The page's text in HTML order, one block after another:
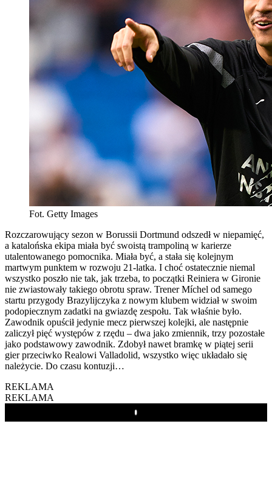
Fot. Getty Images
Rozczarowujący sezon w Borussii Dortmund odszedł w niepamięć,
a katalońska ekipa miała być swoistą trampoliną w karierze
utalentowanego pomocnika. Miała być, a stała się kolejnym
martwym punktem w rozwoju 21-latka. I choć ostatecznie niemal
wszystko poszło nie tak, jak trzeba, to początki Reiniera w Gironie
nie zwiastowały takiego obrotu spraw. Trener Míchel od samego
startu przygody Brazylijczyka z nowym klubem widział w swoim
podopiecznym zadatki na gwiazdę zespołu. Tak właśnie było.
Zawodnik opuścił jedynie mecz pierwszej kolejki, ale następnie
zaliczył pięć występów z rzędu – dwa jako zmiennik, trzy pozostałe
jako podstawowy zawodnik. Zdobył nawet bramkę w piątej serii
gier przeciwko Realowi Valladolid, wszystko więc układało się
należycie. Do czasu kontuzji…
REKLAMA
REKLAMA
Play